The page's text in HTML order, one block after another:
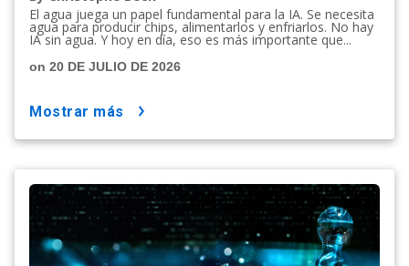
El agua juega un papel fundamental para la IA. Se necesita
agua para producir chips, alimentarlos y enfriarlos. No hay
IA sin agua. Y hoy en día, eso es más importante que...
on 20 DE JULIO DE 2026
mostrar más